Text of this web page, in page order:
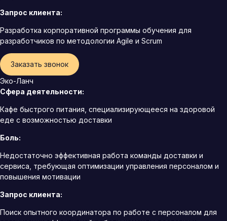
Запрос клиента:
Разработка корпоративной программы обучения для
разработчиков по методологии Agile и Scrum
Заказать звонок
Эко-Ланч
Сфера деятельности:
Кафе быстрого питания, специализирующееся на здоровой
еде с возможностью доставки
Боль:
Недостаточно эффективная работа команды доставки и
сервиса, требующая оптимизации управления персоналом и
повышения мотивации
Запрос клиента:
Поиск опытного координатора по работе с персоналом для